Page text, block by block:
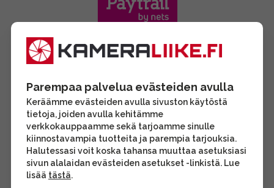
Parempaa palvelua evästeiden avulla
Keräämme evästeiden avulla sivuston käytöstä
tietoja, joiden avulla kehitämme
verkkokauppaamme sekä tarjoamme sinulle
kiinnostavampia tuotteita ja parempia tarjouksia.
Halutessasi voit koska tahansa muuttaa asetuksiasi
sivun alalaidan evästeiden asetukset -linkistä. Lue
lisää tästä.